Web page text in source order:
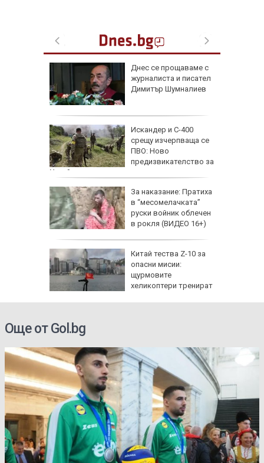
Днес се прощаваме с
журналиста и писател
Димитър Шумналиев
Искандер и С-400
срещу изчерпваща се
ПВО: Ново
предизвикателство за
Украйна
За наказание: Пратиха
в “месомелачката”
руски войник облечен
в рокля (ВИДЕО 16+)
Китай тества Z-10 за
опасни мисии:
щурмовите
хеликоптери тренират
Още от Gol.bg